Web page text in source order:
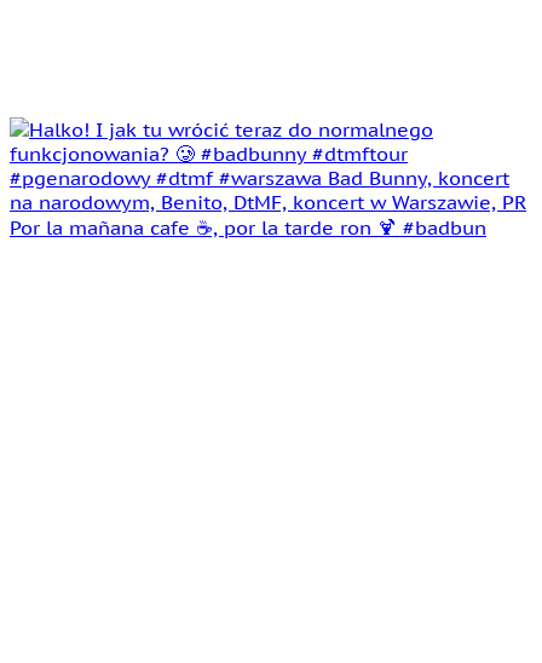
Por la mañana cafe ☕️, por la tarde ron 🍹 #badbun